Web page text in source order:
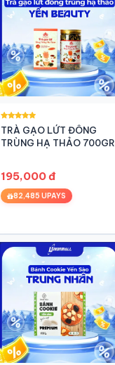
TRÀ GẠO LỨT ĐÔNG
TRÙNG HẠ THẢO 700GR
195,000 đ
82,485 UPAYS